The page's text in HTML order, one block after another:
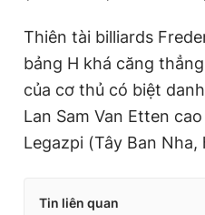
Thiên tài billiards
bảng H khá căng
của cơ thủ có biệt
Lan Sam Van Etten
Legazpi (Tây Ban
Tin liên quan